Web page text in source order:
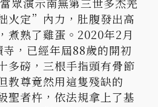
眾演示南無第三世多杰羌
火定”內力，肚腹發出高
煮熟了雞蛋。2020年2月
，已經年屆88歲的開初
多磅，三根手指頭有骨節
教尊竟然用這隻殘缺的
聖者杵，依法規拿上了基